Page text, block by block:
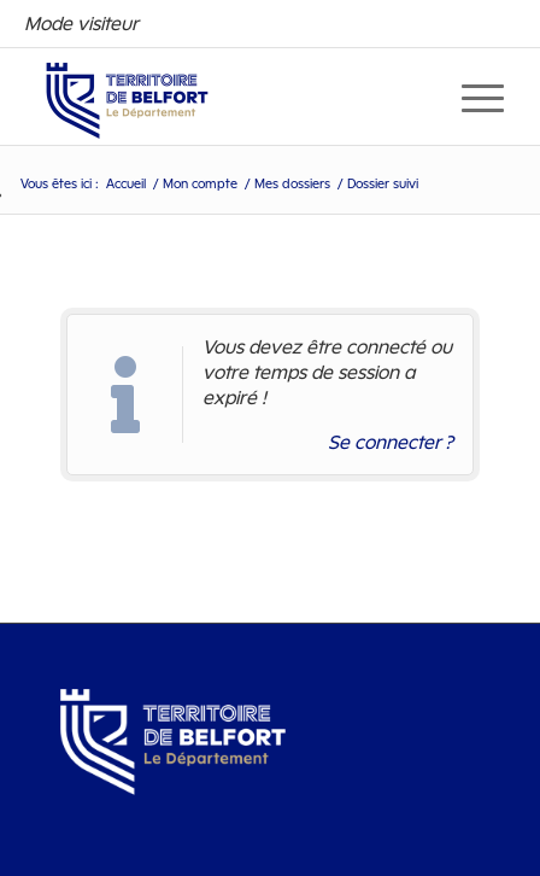
Mode visiteur
Vous êtes ici : Accueil / Mon compte / Mes dossiers / Dossier suivi
Vous devez être connecté ou
votre temps de session a
expiré !
Se connecter ?